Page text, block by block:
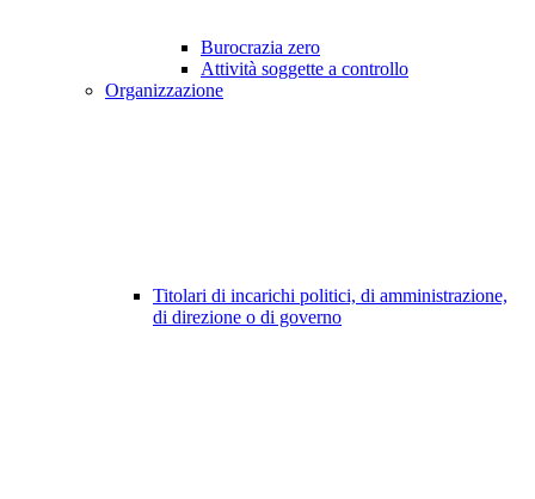
Burocrazia zero
Attività soggette a controllo
Organizzazione
Titolari di incarichi politici, di amministrazione,
di direzione o di governo